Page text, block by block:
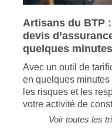
Artisans du BTP
devis
quelques minutes
Avec un outil de
en quelques
les risques et les
votre activité de
Voir toutes les